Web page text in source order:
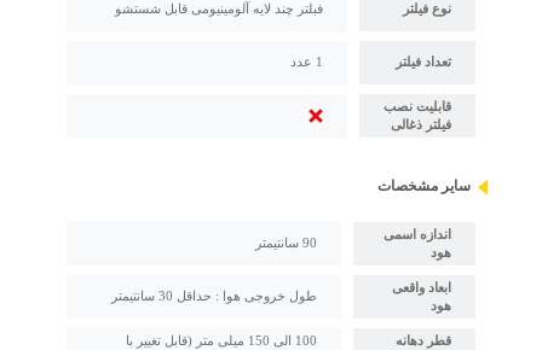
نوع فیلتر فبلتر چند لایه آلومینیومی قابل شستشو
تعداد فیلتر 1 عدد
قابلیت نصب
فیلتر ذغالی
سایر مشخصات
اندازه اسمی
هود
90 سانتیمتر
ابعاد واقعی
هود
طول خروجی هوا : حداقل 30 سانتیمتر
قطر دهانه
100 الی 150 میلی متر (قابل تغییر با